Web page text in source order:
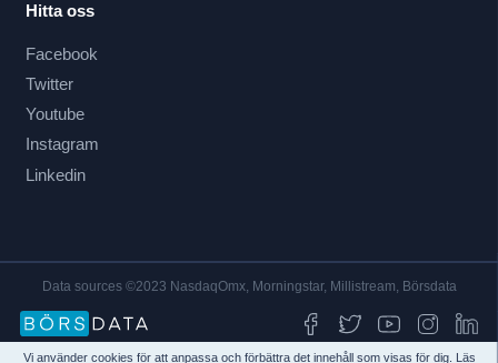
Vi använder cookies för att anpassa och förbättra det innehåll som visas för dig. Läs
Hitta oss
Facebook
Twitter
Youtube
Instagram
Linkedin
Data sources ©2023 NasdaqOmx, Morningstar, Millistream, Börsdata